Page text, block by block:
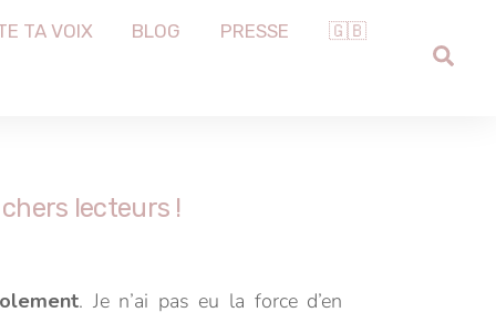
TA VOIX BLOG PRESSE 🇬🇧
lecteurs !
. Je n’ai pas eu la force d’en